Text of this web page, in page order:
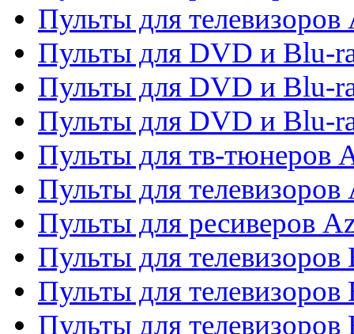
Пульты для телевизоров
Пульты для DVD и Blu-
Пульты для DVD и Blu-
Пульты для DVD и Blu-
Пульты для тв-тюнеров
Пульты для телевизоров
Пульты для ресиверов
Пульты для
Пульты для
Пульты для